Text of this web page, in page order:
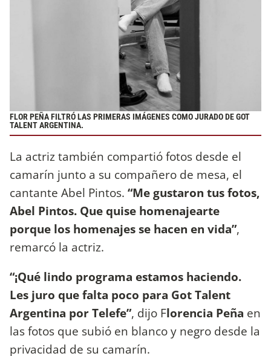
FLOR PEÑA FILTRÓ LAS PRIMERAS IMÁGENES COMO JURADO DE GOT
TALENT ARGENTINA.
La actriz también compartió fotos desde el
camarín junto a su compañero de mesa, el
cantante Abel Pintos. “Me gustaron tus fotos,
Abel Pintos. Que quise homenajearte
porque los homenajes se hacen en vida”,
remarcó la actriz.
“¡Qué lindo programa estamos haciendo.
Les juro que falta poco para Got Talent
Argentina por Telefe”, dijo Florencia Peña en
las fotos que subió en blanco y negro desde la
privacidad de su camarín.